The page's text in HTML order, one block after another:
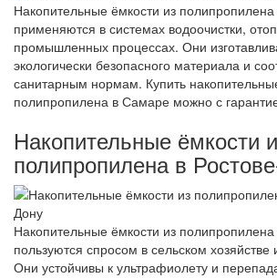
Накопительные ёмкости из
применяются в системах водоочистки,
промышленных процессах. Они
экологически безопасного материала и
санитарным нормам. Купить
полипропилена в Самаре можно с
Накопительные ёмкости
полипропилена в
Накопительные ёмкости из
пользуются спросом в сельском
Они устойчивы к ультрафиолету и